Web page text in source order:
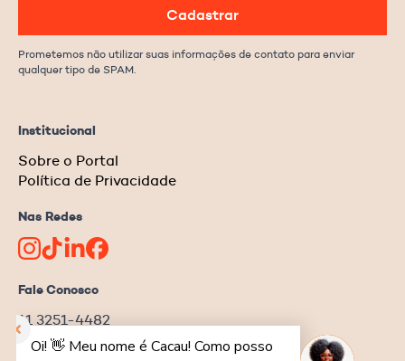
Institucional
Sobre o Portal
Política de Privacidade
Nas Redes
Fale Conosco
11 3251-4482
redacao@ongnews.com.br
Cadastrar
Prometemos não utilizar suas informações de contato para enviar
qualquer tipo de SPAM.